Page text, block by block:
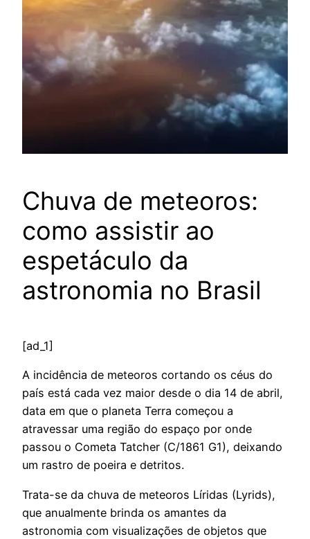
Chuva de meteoros:
como assistir ao
espetáculo da
astronomia no Brasil
[ad_1]
A incidência de meteoros cortando os céus do
país está cada vez maior desde o dia 14 de abril,
data em que o planeta Terra começou a
atravessar uma região do espaço por onde
passou o Cometa Tatcher (C/1861 G1), deixando
um rastro de poeira e detritos.
Trata-se da chuva de meteoros Líridas (Lyrids),
que anualmente brinda os amantes da
astronomia com visualizações de objetos que